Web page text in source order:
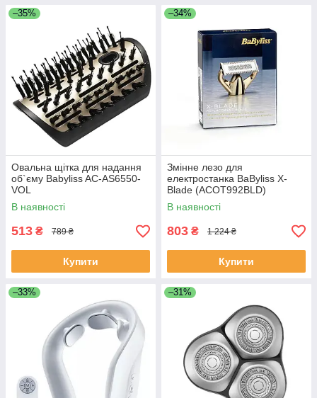
–35%
Овальна щітка для надання
об`єму Babyliss AC-AS6550-
VOL
В наявності
513 ₴ 789 ₴
Купити
–34%
Змінне лезо для
електростанка BaByliss X-
Blade (ACOT992BLD)
В наявності
803 ₴ 1 224 ₴
Купити
–33% –31%